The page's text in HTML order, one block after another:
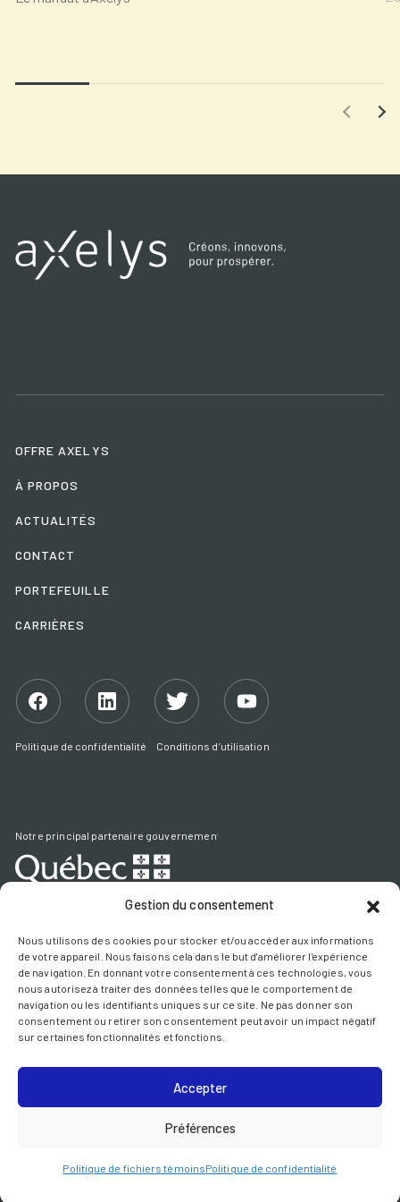
Gestion du consentement
Nous utilisons des cookies pour stocker et/ou accéder aux informations
de votre appareil. Nous faisons cela dans le but d'améliorer l'expérience
de navigation. En donnant votre consentement à ces technologies, vous
nous autorisez à traiter des données telles que le comportement de
navigation ou les identifiants uniques sur ce site. Ne pas donner son
consentement ou retirer son consentement peut avoir un impact négatif
sur certaines fonctionnalités et fonctions.
Accepter
Préférences
Politique de fichiers témoinsPolitique de confidentialité
OFFRE AXELYS
À PROPOS
ACTUALITÉS
CONTACT
PORTEFEUILLE
CARRIÈRES
Facebook Linkedin Twitter YouTube
Politique de confidentialité Conditions d’utilisation
Notre principal partenaire gouvernemental
SIÈGE SOCIAL
1405, boul. du Parc-Technologique, 2e étage
Québec (Québec) G1P 4P5
BUREAU DE MONTRÉAL
1155, boul. Robert-Bourassa, suite 1410
Montréal (Québec) H3B 3A7